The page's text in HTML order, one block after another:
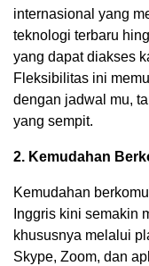
internasional yang
teknologi terbaru
yang dapat diakses
Fleksibilitas ini
dengan jadwal mu,
yang sempit.
2. Kemudahan
Kemudahan
Inggris kini semakin
khususnya melalui
Skype, Zoom, dan